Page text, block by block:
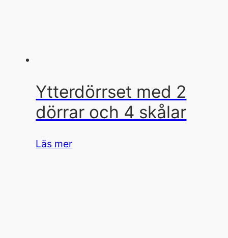
Ytterdörrset med 2
dörrar och 4 skålar
Läs mer